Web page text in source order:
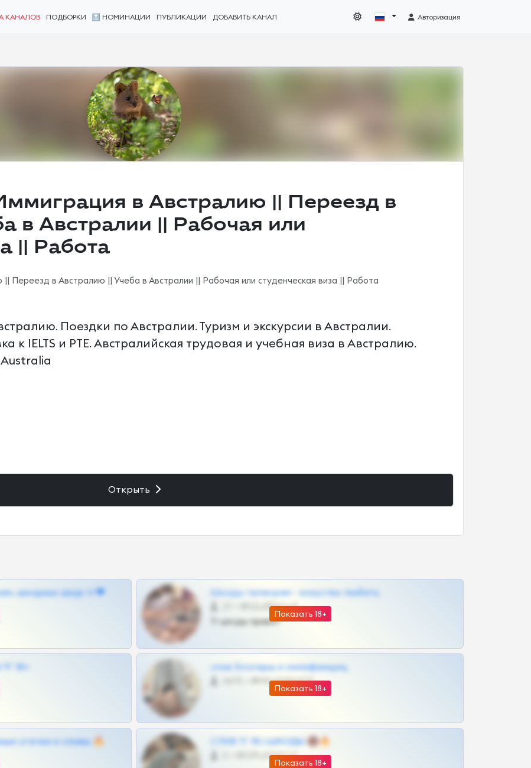
КАНАЛОВ ПОДБОРКИ 🔝 НОМИНАЦИИ ПУБЛИКАЦИИ ДОБАВИТЬ КАНАЛ Авторизация
в Австралию || Переезд в
в Австралии || Рабочая или
|| Работа
Переезд в Австралию || Учеба в Австралии || Рабочая или студенческая виза || Работа
Поездки по Австралии. Туризм и экскурсии в Австралии.
к IELTS и PTE. Австралийская трудовая и учебная виза в Австралию.
Открыть
шкодных шкур тг❤
Показать 18+
Шкоды телеграм - искуство любить
@SZu3ll3sCatt_bot
Тг шкоды приват
18+
Показать 18+
слив блогерш и онлифанщиц
@MILKPRIVATES39BOT
утечки и сливы 🔥
Показать 18+
СЛИВ ТГ 18 | ШКОДЫ 🔞🔥
@OPLATAPODPSK1BOT